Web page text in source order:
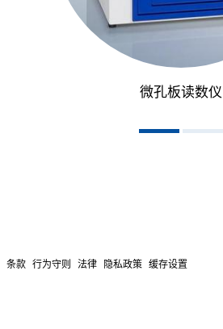
微孔板读数仪
条款 行为守则 法律 隐私政策 缓存设置